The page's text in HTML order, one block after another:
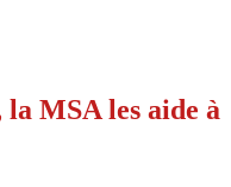
la MSA les aide à